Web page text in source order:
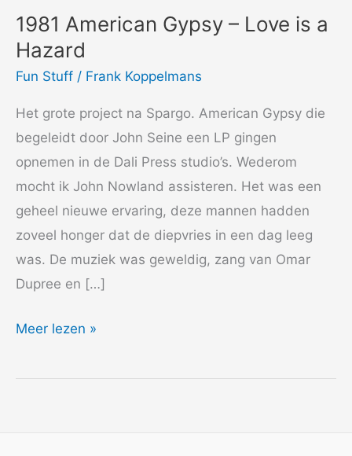
1981 American Gypsy – Love is a
Hazard
Fun Stuff / Frank Koppelmans
Het grote project na Spargo. American Gypsy die
begeleidt door John Seine een LP gingen
opnemen in de Dali Press studio’s. Wederom
mocht ik John Nowland assisteren. Het was een
geheel nieuwe ervaring, deze mannen hadden
zoveel honger dat de diepvries in een dag leeg
was. De muziek was geweldig, zang van Omar
Dupree en […]
1981
Gypsy
Meer lezen »